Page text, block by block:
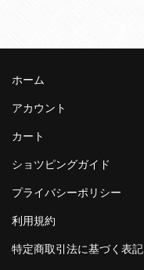
ホーム
アカウント
カート
ショツピングガイド
プライバシーポリシー
利用規約
特定商取引法に基づく表記